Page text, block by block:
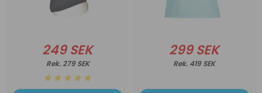
249 SEK
279 SEK
299 SEK
419 SEK